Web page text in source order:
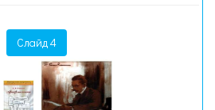
Слайд 4